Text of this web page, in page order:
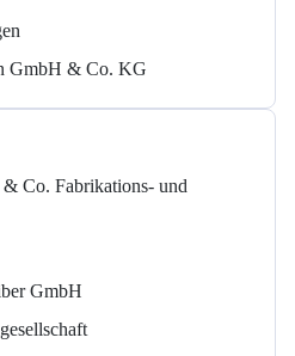
GmbH & Co. KG
Co. Fabrikations- und
GmbH